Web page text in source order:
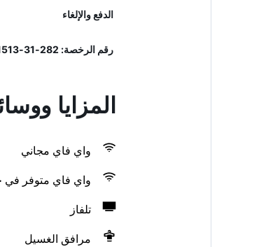
الدفع والإلغاء
رقم الرخصة: 282-31-01513
المزايا ووسائل الراحة في
واي فاي مجاني
واي فاي متوفر في
تلفاز
مرافق الغسيل